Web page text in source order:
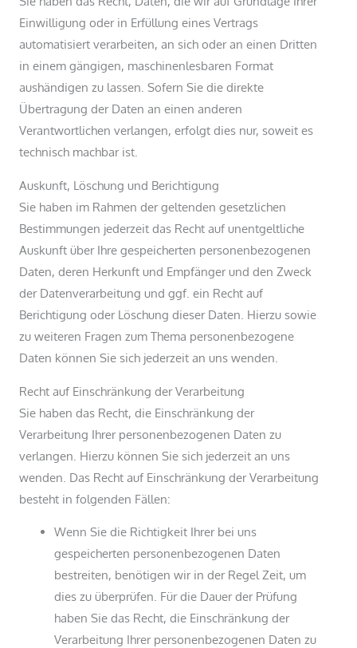
Einwilligung oder in Erfüllung eines Vertrags
automatisiert verarbeiten, an sich oder an einen Dritten
in einem gängigen, maschinenlesbaren Format
aushändigen zu lassen. Sofern Sie die direkte
Übertragung der Daten an einen anderen
Verantwortlichen verlangen, erfolgt dies nur, soweit es
technisch machbar ist.
Auskunft, Löschung und Berichtigung
Sie haben im Rahmen der geltenden gesetzlichen
Bestimmungen jederzeit das Recht auf unentgeltliche
Auskunft über Ihre gespeicherten personenbezogenen
Daten, deren Herkunft und Empfänger und den Zweck
der Datenverarbeitung und ggf. ein Recht auf
Berichtigung oder Löschung dieser Daten. Hierzu sowie
zu weiteren Fragen zum Thema personenbezogene
Daten können Sie sich jederzeit an uns wenden.
Recht auf Einschränkung der Verarbeitung
Sie haben das Recht, die Einschränkung der
Verarbeitung Ihrer personenbezogenen Daten zu
verlangen. Hierzu können Sie sich jederzeit an uns
wenden. Das Recht auf Einschränkung der Verarbeitung
besteht in folgenden Fällen:
Wenn Sie die Richtigkeit Ihrer bei uns
gespeicherten personenbezogenen Daten
bestreiten, benötigen wir in der Regel Zeit, um
dies zu überprüfen. Für die Dauer der Prüfung
haben Sie das Recht, die Einschränkung der
Verarbeitung Ihrer personenbezogenen Daten zu